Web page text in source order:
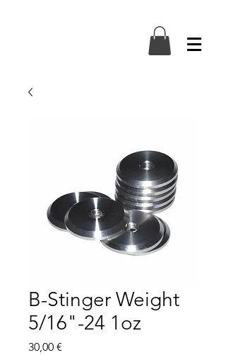
B-Stinger Weight
5/16"-24 1oz
30,00 €